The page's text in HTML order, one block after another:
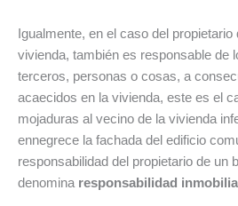
Igualmente, en el caso del
vivienda, también es responsable de
terceros, personas o cosas, a
acaecidos en la vivienda, este es el
mojaduras al vecino de la vivienda
ennegrece la fachada del edificio
responsabilidad del propietario de un
denomina responsabilidad